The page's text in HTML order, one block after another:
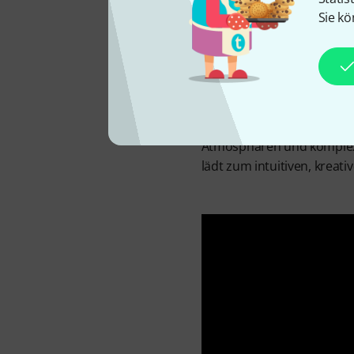
Sie
Die Entwicklungen von
Cosmos Drifting
auf mehreren Spuren
Cosmos Blue funktioniert
Eno angelehnt. Cosmos
oder filtern kann. Jedes
Atmosphären und
lädt zum intuitiven,